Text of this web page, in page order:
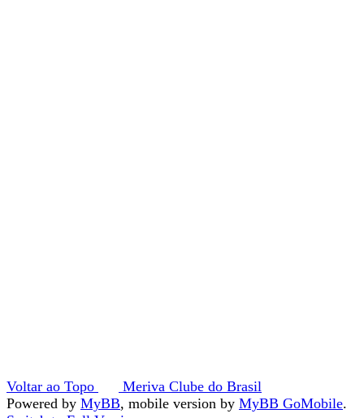
Voltar ao Topo
Meriva Clube do Brasil
Powered by MyBB, mobile version by MyBB GoMobile.